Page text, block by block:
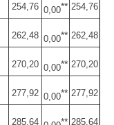
254,76 0,00** 254,76
262,48 0,00** 262,48
270,20 0,00** 270,20
277,92 0,00** 277,92
285,64 ** 285,64